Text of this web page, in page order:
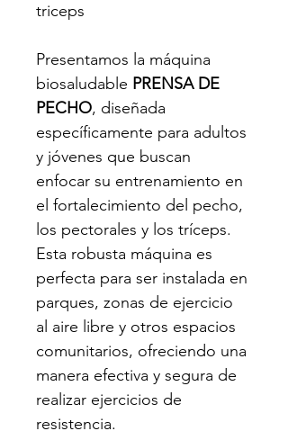
triceps
Presentamos la máquina
biosaludable PRENSA DE
PECHO, diseñada
específicamente para adultos
y jóvenes que buscan
enfocar su entrenamiento en
el fortalecimiento del pecho,
los pectorales y los tríceps.
Esta robusta máquina es
perfecta para ser instalada en
parques, zonas de ejercicio
al aire libre y otros espacios
comunitarios, ofreciendo una
manera efectiva y segura de
realizar ejercicios de
resistencia.